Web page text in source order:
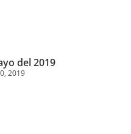
del 2019
2019